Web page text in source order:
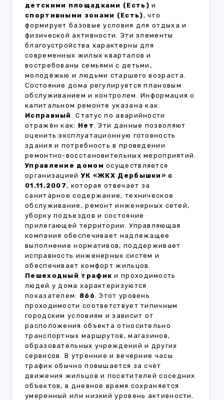
детскими площадками (Есть) и
спортивными зонами (Есть), что
формирует базовые условия для отдыха и
физической активности. Эти элементы
благоустройства характерны для
современных жилых кварталов и
востребованы семьями с детьми,
молодёжью и людьми старшего возраста.
Состояние дома регулируется плановым
обслуживанием и контролем. Информация о
капитальном ремонте указана как:
Исправный . Статус по аварийности
отражён как: Нет. Эти данные позволяют
оценить эксплуатационную готовность
здания и потребность в проведении
ремонтно-восстановительных мероприятий.
Управление домом осуществляется
организациейУК «ЖКХ Дербышки» с
01.11.2007, которая отвечает за
санитарное содержание, техническое
обслуживание, ремонт инженерных сетей,
уборку подъездов и состояние
прилегающей территории. Управляющая
компания обеспечивает надлежащее
выполнение нормативов, поддерживает
исправность инженерных систем и
обеспечивает комфорт жильцов.
Пешеходный трафик и проходимость
людей у дома характеризуются
показателем: 866. Этот уровень
проходимости соответствует типичным
городским условиям и зависит от
расположения объекта относительно
транспортных маршрутов, магазинов,
образовательных учреждений и других
сервисов. В утренние и вечерние часы
трафик обычно повышается за счёт
движения жильцов и посетителей соседних
объектов, в дневное время сохраняется
умеренный или низкий уровень активности.